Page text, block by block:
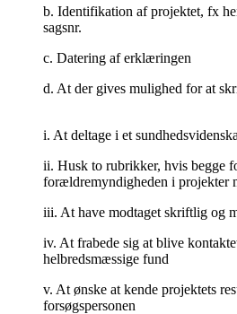
b. Identifikation af projektet, fx
sagsnr.
c. Datering af erklæringen
d. At der gives mulighed for at
i. At deltage i et
ii. Husk to rubrikker, hvis begge
forældremyndigheden i projekter
iii. At have modtaget skriftlig og
iv. At frabede sig at blive
helbredsmæssige fund
v. At ønske at kende projektets
forsøgspersonen